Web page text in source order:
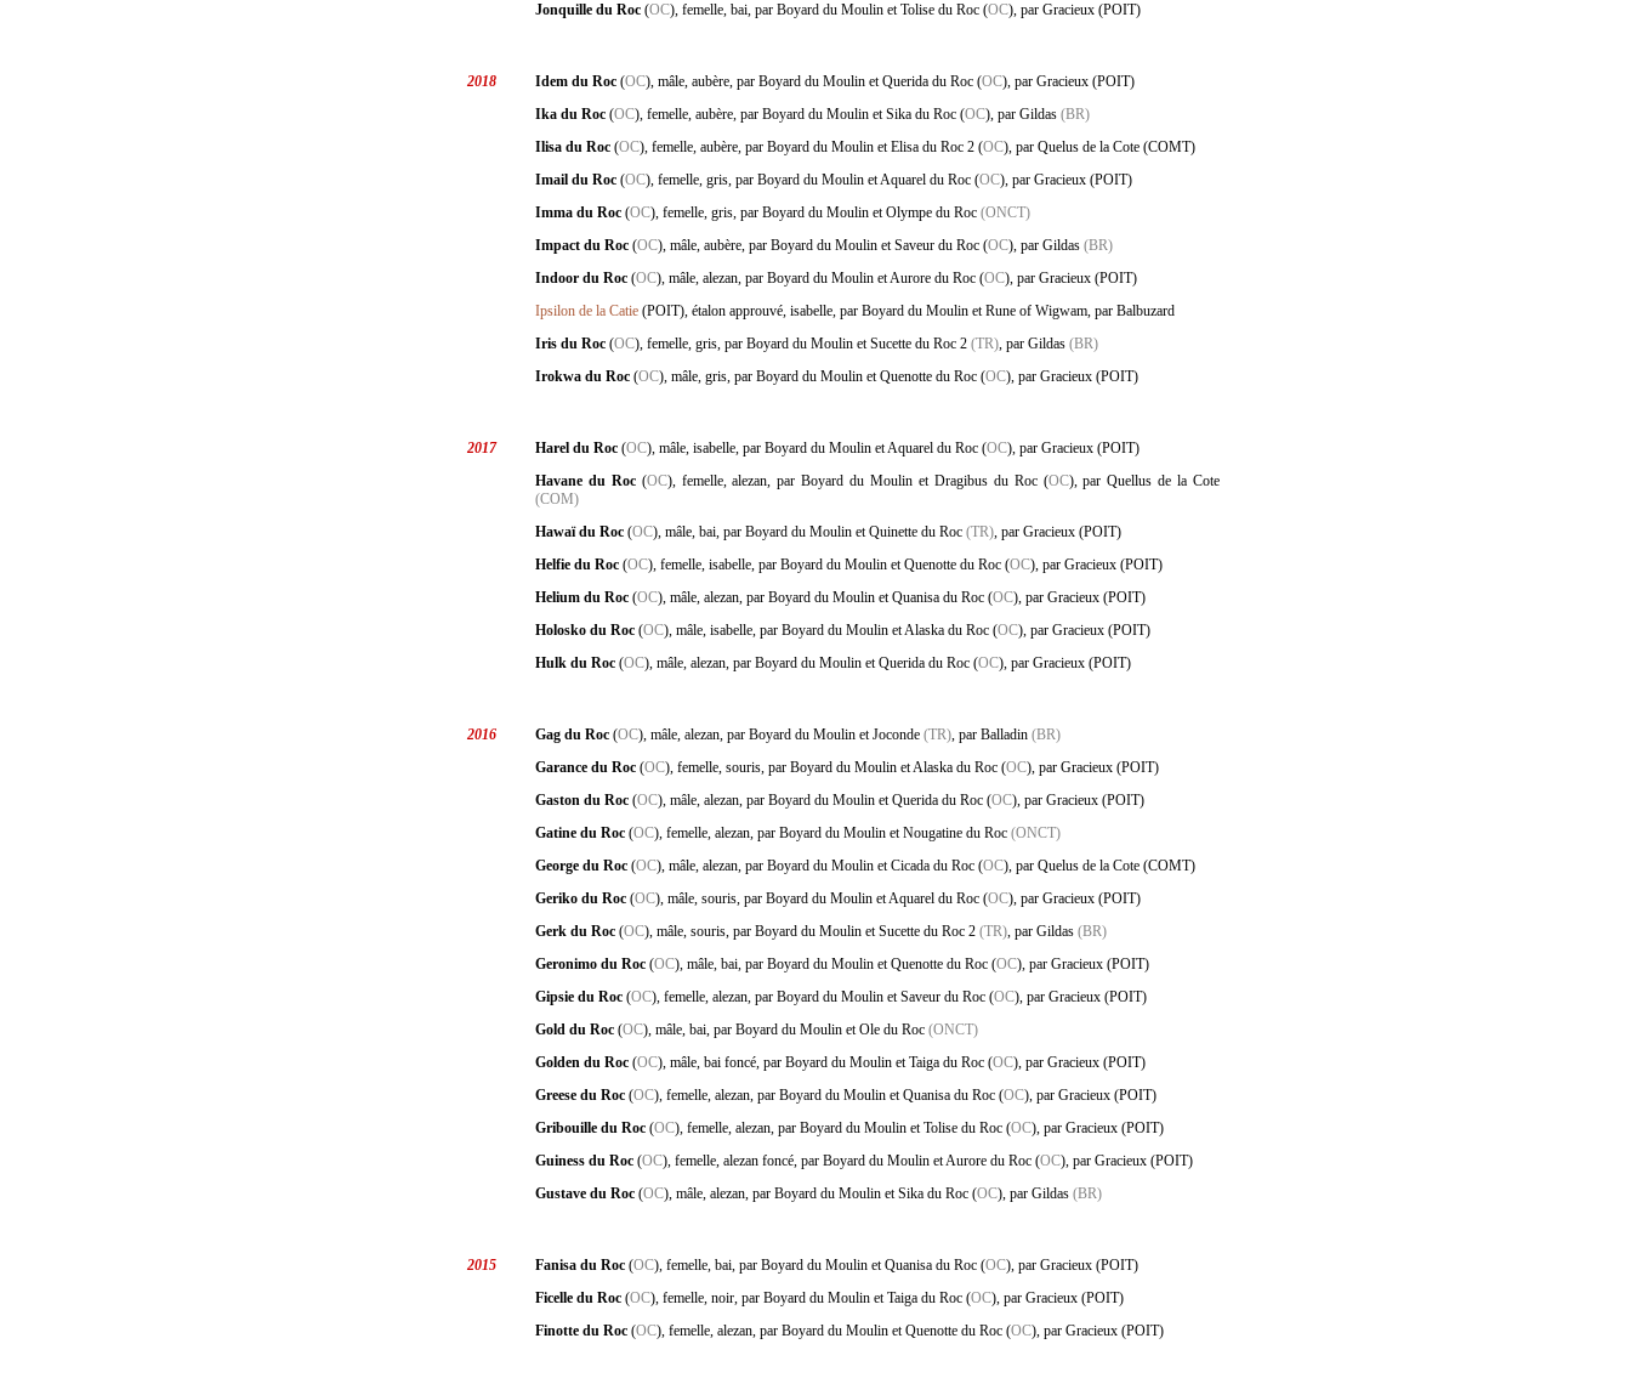
Jonquille du Roc (OC), femelle, bai, par Boyard du Moulin et Tolise du Roc (OC), par Gracieux (POIT)
2018 Idem du Roc (OC), mâle, aubère, par Boyard du Moulin et Querida du Roc (OC), par Gracieux (POIT)
Ika du Roc (OC), femelle, aubère, par Boyard du Moulin et Sika du Roc (OC), par Gildas (BR)
Ilisa du Roc (OC), femelle, aubère, par Boyard du Moulin et Elisa du Roc 2 (OC), par Quelus de la Cote (COMT)
Imail du Roc (OC), femelle, gris, par Boyard du Moulin et Aquarel du Roc (OC), par Gracieux (POIT)
Imma du Roc (OC), femelle, gris, par Boyard du Moulin et Olympe du Roc (ONCT)
Impact du Roc (OC), mâle, aubère, par Boyard du Moulin et Saveur du Roc (OC), par Gildas (BR)
Indoor du Roc (OC), mâle, alezan, par Boyard du Moulin et Aurore du Roc (OC), par Gracieux (POIT)
Ipsilon de la Catie (POIT), étalon approuvé, isabelle, par Boyard du Moulin et Rune of Wigwam, par Balbuzard
Iris du Roc (OC), femelle, gris, par Boyard du Moulin et Sucette du Roc 2 (TR), par Gildas (BR)
Irokwa du Roc (OC), mâle, gris, par Boyard du Moulin et Quenotte du Roc (OC), par Gracieux (POIT)
2017 Harel du Roc (OC), mâle, isabelle, par Boyard du Moulin et Aquarel du Roc (OC), par Gracieux (POIT)
Havane du Roc(OC), femelle, alezan, par Boyard du Moulin et Dragibus du Roc (OC), par Quellus de la Cote
(COM)
Hawaï du Roc (OC), mâle, bai, par Boyard du Moulin et Quinette du Roc (TR), par Gracieux (POIT)
Helfie du Roc (OC), femelle, isabelle, par Boyard du Moulin et Quenotte du Roc (OC), par Gracieux (POIT)
Helium du Roc (OC), mâle, alezan, par Boyard du Moulin et Quanisa du Roc (OC), par Gracieux (POIT)
Holosko du Roc (OC), mâle, isabelle, par Boyard du Moulin et Alaska du Roc (OC), par Gracieux (POIT)
Hulk du Roc (OC), mâle, alezan, par Boyard du Moulin et Querida du Roc (OC), par Gracieux (POIT)
2016 Gag du Roc (OC), mâle, alezan, par Boyard du Moulin et Joconde (TR), par Balladin (BR)
Garance du Roc (OC), femelle, souris, par Boyard du Moulin et Alaska du Roc (OC), par Gracieux (POIT)
Gaston du Roc (OC), mâle, alezan, par Boyard du Moulin et Querida du Roc (OC), par Gracieux (POIT)
Gatine du Roc (OC), femelle, alezan, par Boyard du Moulin et Nougatine du Roc (ONCT)
George du Roc (OC), mâle, alezan, par Boyard du Moulin et Cicada du Roc (OC), par Quelus de la Cote (COMT)
Geriko du Roc (OC), mâle, souris, par Boyard du Moulin et Aquarel du Roc (OC), par Gracieux (POIT)
Gerk du Roc (OC), mâle, souris, par Boyard du Moulin et Sucette du Roc 2 (TR), par Gildas (BR)
Geronimo du Roc (OC), mâle, bai, par Boyard du Moulin et Quenotte du Roc (OC), par Gracieux (POIT)
Gipsie du Roc (OC), femelle, alezan, par Boyard du Moulin et Saveur du Roc (OC), par Gracieux (POIT)
Gold du Roc (OC), mâle, bai, par Boyard du Moulin et Ole du Roc (ONCT)
Golden du Roc (OC), mâle, bai foncé, par Boyard du Moulin et Taiga du Roc (OC), par Gracieux (POIT)
Greese du Roc (OC), femelle, alezan, par Boyard du Moulin et Quanisa du Roc (OC), par Gracieux (POIT)
Gribouille du Roc (OC), femelle, alezan, par Boyard du Moulin et Tolise du Roc (OC), par Gracieux (POIT)
Guiness du Roc (OC), femelle, alezan foncé, par Boyard du Moulin et Aurore du Roc (OC), par Gracieux (POIT)
Gustave du Roc (OC), mâle, alezan, par Boyard du Moulin et Sika du Roc (OC), par Gildas (BR)
2015 Fanisa du Roc (OC), femelle, bai, par Boyard du Moulin et Quanisa du Roc (OC), par Gracieux (POIT)
Ficelle du Roc (OC), femelle, noir, par Boyard du Moulin et Taiga du Roc (OC), par Gracieux (POIT)
Finotte du Roc (OC), femelle, alezan, par Boyard du Moulin et Quenotte du Roc (OC), par Gracieux (POIT)